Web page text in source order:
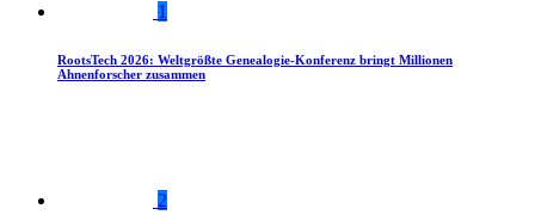
1
RootsTech 2026: Weltgrößte Genealogie-Konferenz bringt Millionen
Ahnenforscher zusammen
2